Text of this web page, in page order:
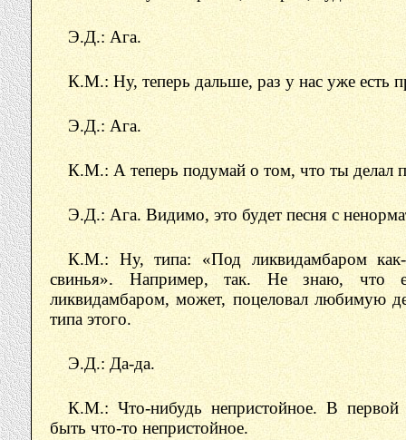
Э.Д.: Ага.
К.М.: Ну, теперь дальше, раз у нас уже есть
Э.Д.: Ага.
К.М.: А теперь подумай о том, что ты делал
Э.Д.: Ага. Видимо, это будет песня с
К.М.: Ну, типа: «Под ликвидамбаром
свинья». Например, так. Не знаю, что
ликвидамбаром, может, поцеловал любимую
типа этого.
Э.Д.: Да-да.
К.М.: Что-нибудь непристойное. В первой
быть что-то непристойное.